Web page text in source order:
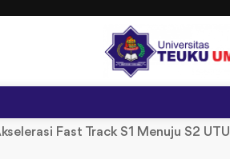
Fast Track S1 Menuju S2 UTU